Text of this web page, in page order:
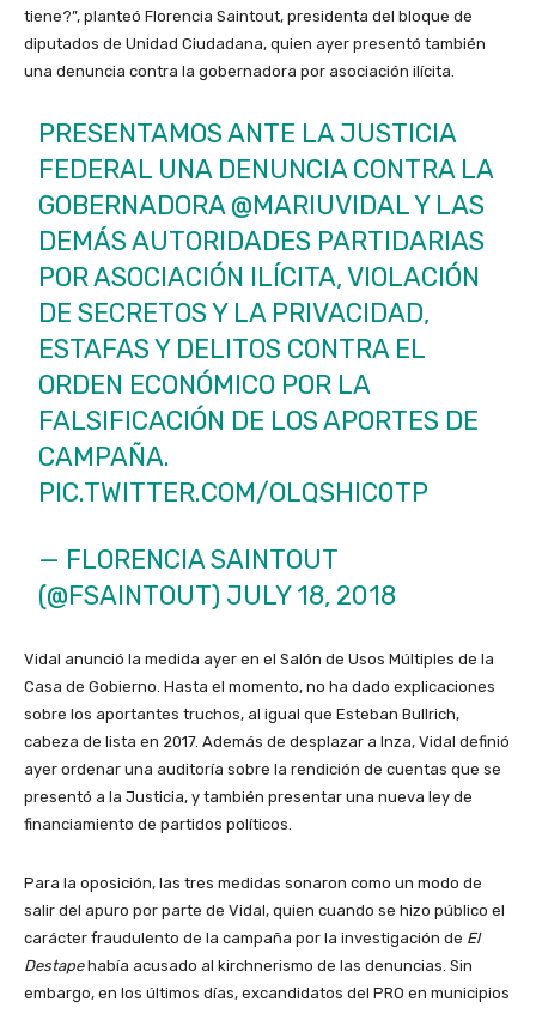
tiene?”, planteó Florencia Saintout, presidenta del bloque de
diputados de Unidad Ciudadana, quien ayer presentó también
una denuncia contra la gobernadora por asociación ilícita.
PRESENTAMOS ANTE LA JUSTICIA
FEDERAL UNA DENUNCIA CONTRA LA
GOBERNADORA@MARIUVIDALY LAS
DEMÁS AUTORIDADES PARTIDARIAS
POR ASOCIACIÓN ILÍCITA, VIOLACIÓN
DE SECRETOS Y LA PRIVACIDAD,
ESTAFAS Y DELITOS CONTRA EL
ORDEN ECONÓMICO POR LA
FALSIFICACIÓN DE LOS APORTES DE
CAMPAÑA.
PIC.TWITTER.COM/OLQSHIC0TP
— FLORENCIA SAINTOUT
(@FSAINTOUT) JULY 18, 2018
Vidal anunció la medida ayer en el Salón de Usos Múltiples de la
Casa de Gobierno. Hasta el momento, no ha dado explicaciones
sobre los aportantes truchos, al igual que Esteban Bullrich,
cabeza de lista en 2017. Además de desplazar a Inza, Vidal definió
ayer ordenar una auditoría sobre la rendición de cuentas que se
presentó a la Justicia, y también presentar una nueva ley de
financiamiento de partidos políticos.
Para la oposición, las tres medidas sonaron como un modo de
salir del apuro por parte de Vidal, quien cuando se hizo público el
carácter fraudulento de la campaña por la investigación de El
Destapehabía acusado al kirchnerismo de las denuncias. Sin
embargo, en los últimos días, excandidatos del PRO en municipios